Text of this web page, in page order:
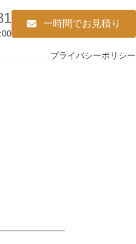
一時間でお見積り
プライバシーポリシー